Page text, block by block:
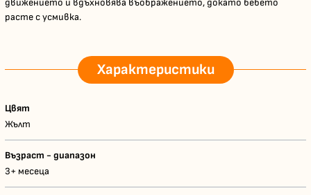
движението и вдъхновява въображението, докато бебето
расте с усмивка.
Характеристики
Цвят
Жълт
Възраст - диапазон
3+ месеца